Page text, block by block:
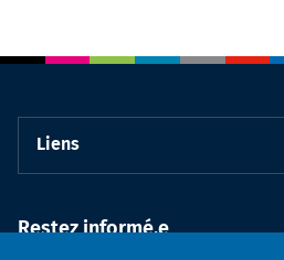
Liens
Restez informé.e